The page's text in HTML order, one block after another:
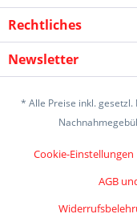
Rechtliches
Newsletter
* Alle Preise inkl.
Cookie-Einstellungen
AGB